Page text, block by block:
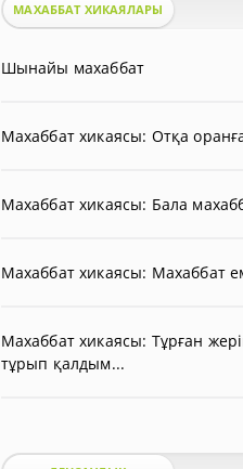
МАХАББАТ ХИКАЯЛАРЫ
Шынайы махаббат
Махаббат хикаясы: Отқа
Махаббат хикаясы: Бала
Махаббат хикаясы: Махаббат
Махаббат хикаясы: Тұрған
тұрып қалдым...